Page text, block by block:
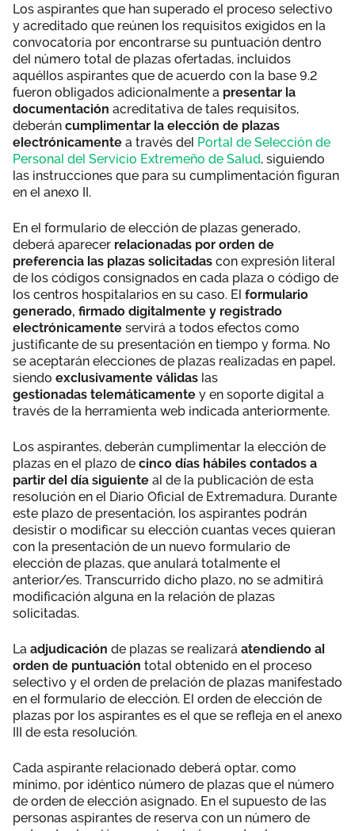
Los aspirantes que han superado el proceso selectivo
y acreditado que reúnen los requisitos exigidos en la
convocatoria por encontrarse su puntuación dentro
del número total de plazas ofertadas, incluidos
aquéllos aspirantes que de acuerdo con la base 9.2
fueron obligados adicionalmente a presentar la
documentación acreditativa de tales requisitos,
deberán cumplimentar la elección de plazas
electrónicamente a través del Portal de Selección de
Personal del Servicio Extremeño de Salud, siguiendo
las instrucciones que para su cumplimentación figuran
en el anexo II.
En el formulario de elección de plazas generado,
deberá aparecer relacionadas por orden de
preferencia las plazas solicitadas con expresión literal
de los códigos consignados en cada plaza o código de
los centros hospitalarios en su caso. El formulario
generado, firmado digitalmente y registrado
electrónicamente servirá a todos efectos como
justificante de su presentación en tiempo y forma. No
se aceptarán elecciones de plazas realizadas en papel,
siendo exclusivamente válidas las
gestionadas telemáticamente y en soporte digital a
través de la herramienta web indicada anteriormente.
Los aspirantes, deberán cumplimentar la elección de
plazas en el plazo de cinco días hábiles contados a
partir del día siguiente al de la publicación de esta
resolución en el Diario Oficial de Extremadura. Durante
este plazo de presentación, los aspirantes podrán
desistir o modificar su elección cuantas veces quieran
con la presentación de un nuevo formulario de
elección de plazas, que anulará totalmente el
anterior/es. Transcurrido dicho plazo, no se admitirá
modificación alguna en la relación de plazas
solicitadas.
La adjudicación de plazas se realizará atendiendo al
orden de puntuación total obtenido en el proceso
selectivo y el orden de prelación de plazas manifestado
en el formulario de elección. El orden de elección de
plazas por los aspirantes es el que se refleja en el anexo
III de esta resolución.
Cada aspirante relacionado deberá optar, como
mínimo, por idéntico número de plazas que el número
de orden de elección asignado. En el supuesto de las
personas aspirantes de reserva con un número de